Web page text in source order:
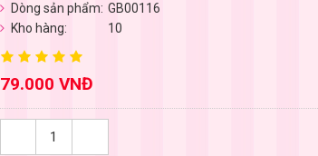
Dòng sản phẩm: GB00116
Kho hàng:
10
79.000 VNĐ